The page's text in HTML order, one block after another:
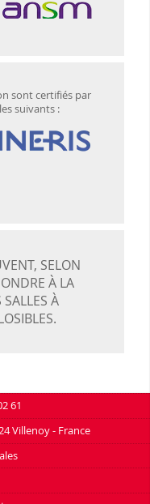
sont certifiés par
suivants :
SELON
À LA
SALLES À
61
Villenoy - France